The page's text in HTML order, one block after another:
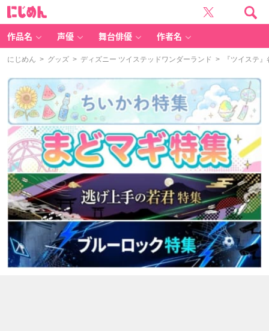
作品名 声優 舞台俳優 作者名
にじめん > グッズ > ディズニー ツイステッドワンダーランド > 『ツイステ』